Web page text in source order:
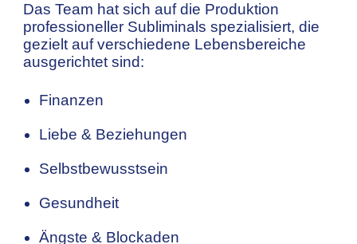
Das Team hat sich auf die Produktion
professioneller Subliminals spezialisiert, die
gezielt auf verschiedene Lebensbereiche
ausgerichtet sind:
Finanzen
Liebe & Beziehungen
Selbstbewusstsein
Gesundheit
Ängste & Blockaden